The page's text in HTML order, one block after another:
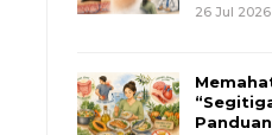
26 Jul 2026